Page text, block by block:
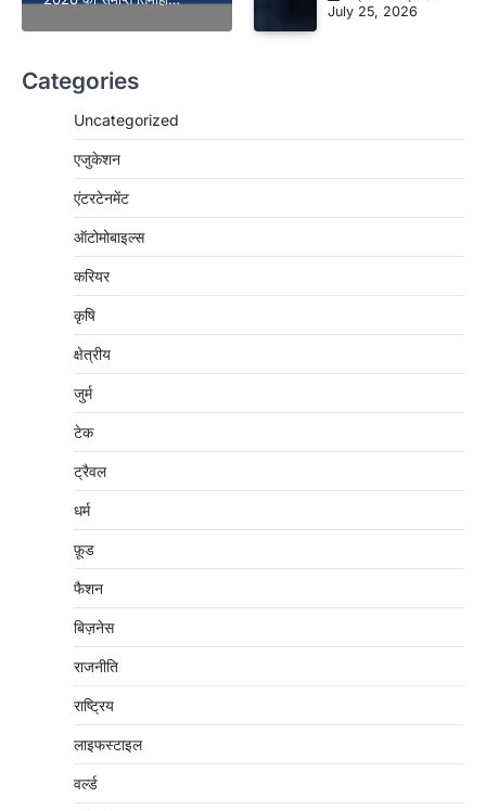
July 25, 2026
Categories
Uncategorized
एजुकेशन
एंटरटेनमेंट
ऑटोमोबाइल्स
करियर
कृषि
क्षेत्रीय
जुर्म
टेक
ट्रैवल
धर्म
फ़ूड
फैशन
बिज़नेस
राजनीति
राष्ट्रिय
लाइफस्टाइल
वर्ल्ड